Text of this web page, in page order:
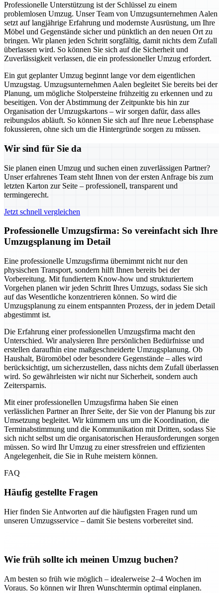
Professionelle Unterstützung ist der Schlüssel zu einem
problemlosen Umzug. Unser Team von Umzugsunternehmen Aalen
setzt auf langjährige Erfahrung und modernste Ausrüstung, um Ihre
Möbel und Gegenstände sicher und pünktlich an den neuen Ort zu
bringen. Wir planen jeden Schritt sorgfältig, damit nichts dem Zufall
überlassen wird. So können Sie sich auf die Sicherheit und
Zuverlässigkeit verlassen, die ein professioneller Umzug erfordert.
Ein gut geplanter Umzug beginnt lange vor dem eigentlichen
Umzugstag. Umzugsunternehmen Aalen begleitet Sie bereits bei der
Planung, um mögliche Stolpersteine frühzeitig zu erkennen und zu
beseitigen. Von der Abstimmung der Zeitpunkte bis hin zur
Organisation der Umzugskartons – wir sorgen dafür, dass alles
reibungslos abläuft. So können Sie sich auf Ihre neue Lebensphase
fokussieren, ohne sich um die Hintergründe sorgen zu müssen.
Wir sind für Sie da
Sie planen einen Umzug und suchen einen zuverlässigen Partner?
Unser erfahrenes Team steht Ihnen von der ersten Anfrage bis zum
letzten Karton zur Seite – professionell, transparent und
termingerecht.
Jetzt schnell vergleichen
Professionelle Umzugsfirma: So vereinfacht sich Ihre
Umzugsplanung im Detail
Eine professionelle Umzugsfirma übernimmt nicht nur den
physischen Transport, sondern hilft Ihnen bereits bei der
Vorbereitung. Mit fundiertem Know-how und strukturiertem
Vorgehen planen wir jeden Schritt Ihres Umzugs, sodass Sie sich
auf das Wesentliche konzentrieren können. So wird die
Umzugsplanung zu einem entspannten Prozess, der in jedem Detail
abgestimmt ist.
Die Erfahrung einer professionellen Umzugsfirma macht den
Unterschied. Wir analysieren Ihre persönlichen Bedürfnisse und
erstellen daraufhin eine maßgeschneiderte Umzugsplanung. Ob
Haushalt, Büromöbel oder besondere Gegenstände – alles wird
berücksichtigt, um sicherzustellen, dass nichts dem Zufall überlassen
wird. So gewährleisten wir nicht nur Sicherheit, sondern auch
Zeitersparnis.
Mit einer professionellen Umzugsfirma haben Sie einen
verlässlichen Partner an Ihrer Seite, der Sie von der Planung bis zur
Umsetzung begleitet. Wir kümmern uns um die Koordination, die
Terminabstimmung und die Kommunikation mit Dritten, sodass Sie
sich nicht selbst um die organisatorischen Herausforderungen sorgen
müssen. So wird Ihr Umzug zu einer stressfreien und effizienten
Angelegenheit, die Sie in Ruhe meistern können.
FAQ
Häufig gestellte Fragen
Hier finden Sie Antworten auf die häufigsten Fragen rund um
unseren Umzugsservice – damit Sie bestens vorbereitet sind.
Wie früh sollte ich meinen Umzug buchen?
Am besten so früh wie möglich – idealerweise 2–4 Wochen im
Voraus. So können wir Ihren Wunschtermin optimal einplanen.